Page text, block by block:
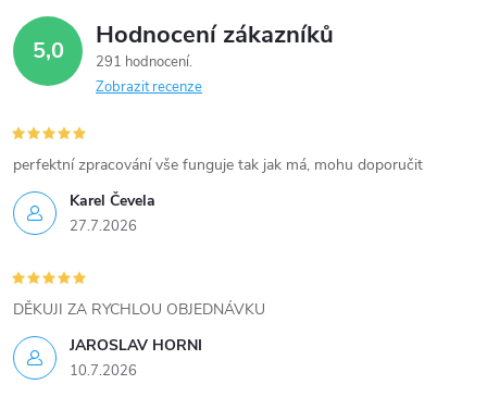
v
k
v
ý
p
i
s
u
5,0 Hodnocení zákazníků
291 hodnocení
Zobrazit recenze
Karel Čevela
27.7.2026
perfektní zpracování vše funguje tak jak má, mohu doporučit
JAROSLAV HORNI
10.7.2026
DĚKUJI ZA RYCHLOU OBJEDNÁVKU